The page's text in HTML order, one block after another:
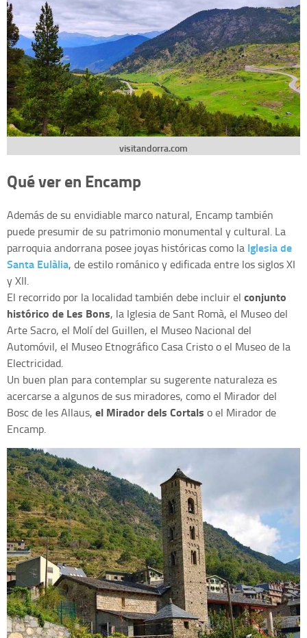
visitandorra.com
Qué ver en Encamp
Además de su envidiable marco natural, Encamp también
puede presumir de su patrimonio monumental y cultural. La
parroquia andorrana posee joyas históricas como la Iglesia de
Santa Eulàlia, de estilo románico y edificada entre los siglos XI
y XII.
El recorrido por la localidad también debe incluir el conjunto
histórico de Les Bons, la Iglesia de Sant Romà, el Museo del
Arte Sacro, el Molí del Guillen, el Museo Nacional del
Automóvil, el Museo Etnográfico Casa Cristo o el Museo de la
Electricidad.
Un buen plan para contemplar su sugerente naturaleza es
acercarse a algunos de sus miradores, como el Mirador del
Bosc de les Allaus, el Mirador dels Cortals o el Mirador de
Encamp.